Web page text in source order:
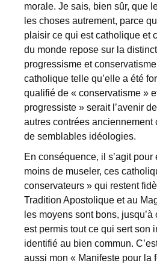
morale. Je sais, bien sûr, que
les choses autrement, parce
plaisir ce qui est catholique et
du monde repose sur la
progressisme et
catholique telle qu’elle a été
qualifié de « conservatisme »
progressiste » serait l’avenir
autres contrées
de semblables idéologies.
En conséquence, il s’agit
moins de museler, ces
conservateurs » qui restent
Tradition Apostolique et au
les moyens sont bons,
est permis tout ce qui sert son
identifié au bien commun.
aussi mon « Manifeste pour la